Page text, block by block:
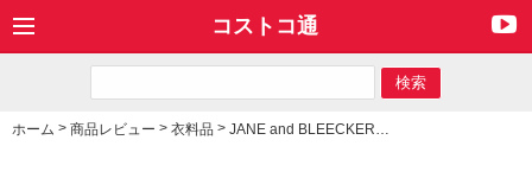
コストコ通
ホーム > 商品レビュー > 衣料品 > JANE and BLEECKER レディースパジャマセット（コストコモデル）